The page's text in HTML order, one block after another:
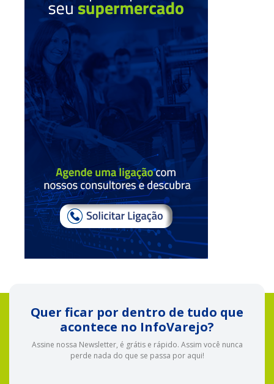
Quer ficar por dentro de tudo que
acontece no InfoVarejo?
Assine nossa Newsletter, é grátis e rápido. Assim você nunca
perde nada do que se passa por aqui!